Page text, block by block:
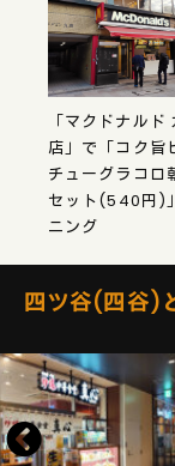
「マクドナルド
店」で「コク旨
チューグラコロ
セット(540円)
ニング
四ツ谷(四谷)